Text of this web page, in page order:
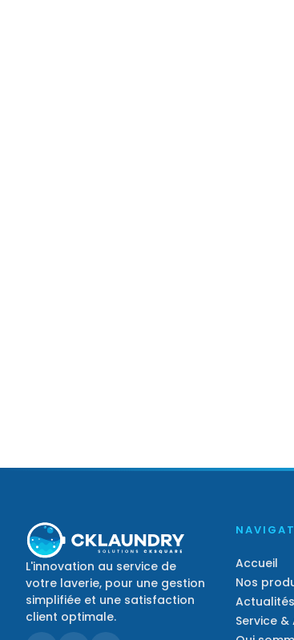
L'innovation au service de
votre laverie, pour une gestion
simplifiée et une satisfaction
client optimale.
Accueil
Nos
Actualités
Service